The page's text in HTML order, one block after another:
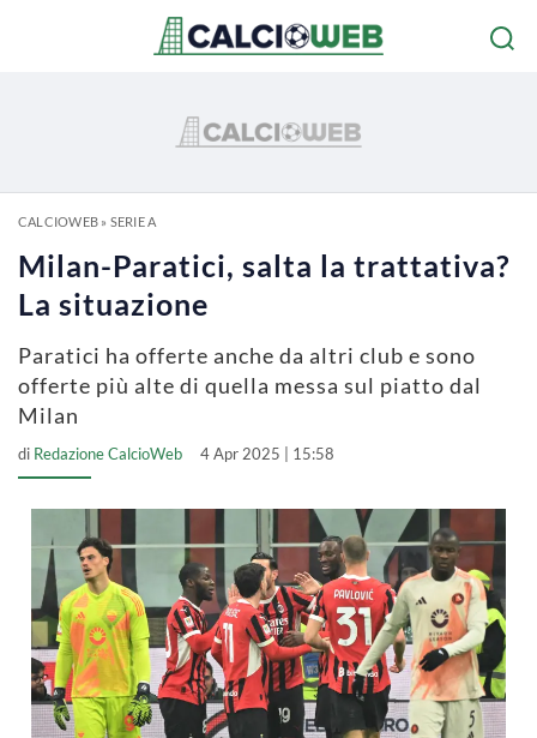
CALCIOWEB» SERIE A
Milan-Paratici, salta la trattativa?
La situazione
Paratici ha offerte anche da altri club e sono
offerte più alte di quella messa sul piatto dal
Milan
di Redazione CalcioWeb 4 Apr 2025 | 15:58